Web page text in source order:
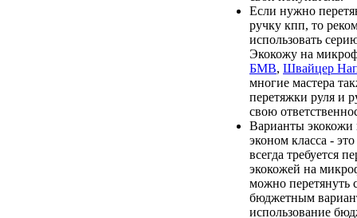
Если нужно
ручку кпп, то
использовать
Экокожу на
БМВ, Швайцер
многие мастера
перетяжки руля и
свою
Варианты
эконом класса - это
всегда требуется
экокожей на
можно перетянуть
бюджетным
использование